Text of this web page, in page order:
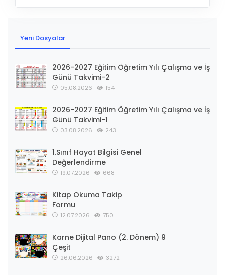
Yeni Dosyalar
2026-2027 Eğitim Öğretim Yılı Çalışma ve İş
Günü Takvimi-2
05.08.2026 154
2026-2027 Eğitim Öğretim Yılı Çalışma ve İş
Günü Takvimi-1
03.08.2026 243
1.Sınıf Hayat Bilgisi Genel
Değerlendirme
19.07.2026 668
Kitap Okuma Takip
Formu
12.07.2026 750
Karne Dijital Pano (2. Dönem) 9
Çeşit
26.06.2026 3272